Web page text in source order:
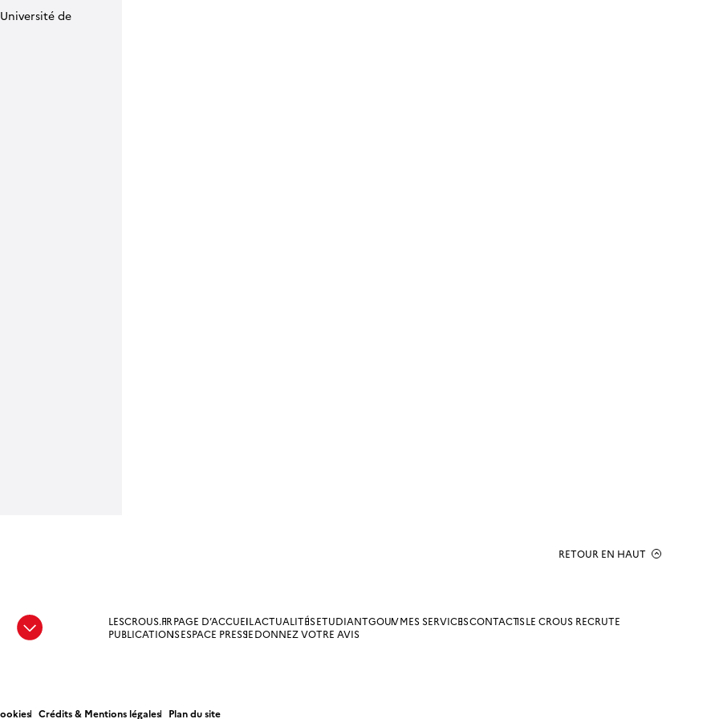
de
LESCROUS.FRPAGE D’ACCUEIL ACTUALITÉSETUDIANTGOUVMES SERVICESCONTACTSLE CROUS RECRUTE
PUBLICATIONSESPACE PRESSEDONNEZ VOTRE AVIS
Crédits & Mentions légales Plan du site
RETOUR EN HAUT